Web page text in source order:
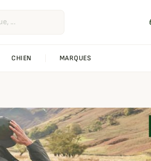
CHIEN MARQUES